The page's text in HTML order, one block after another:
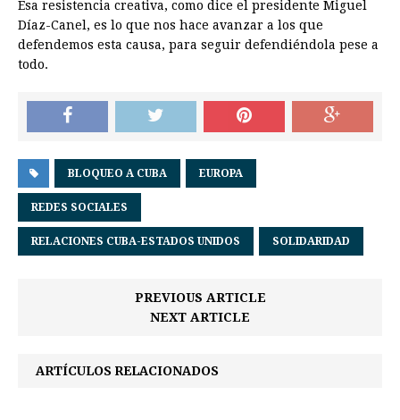
Esa resistencia creativa, como dice el presidente Miguel
Díaz-Canel, es lo que nos hace avanzar a los que
defendemos esta causa, para seguir defendiéndola pese a
todo.
BLOQUEO A CUBA EUROPA
REDES SOCIALES
RELACIONES CUBA-ESTADOS UNIDOS SOLIDARIDAD
PREVIOUS ARTICLE
NEXT ARTICLE
ARTÍCULOS RELACIONADOS